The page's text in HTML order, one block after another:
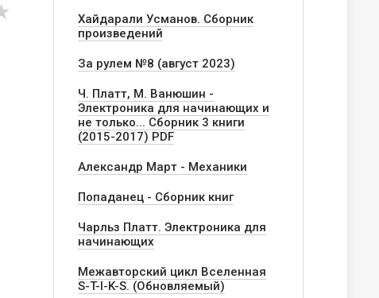
Хайдарали Усманов. Сборник
произведений
За рулем №8 (август 2023)
Ч. Платт, М. Ванюшин -
Электроника для начинающих и
не только... Сборник 3 книги
(2015-2017) PDF
Александр Март - Механики
Попаданец - Сборник книг
Чарльз Платт. Электроника для
начинающих
Межавторский цикл Вселенная
S-T-I-K-S. (Обновляемый)